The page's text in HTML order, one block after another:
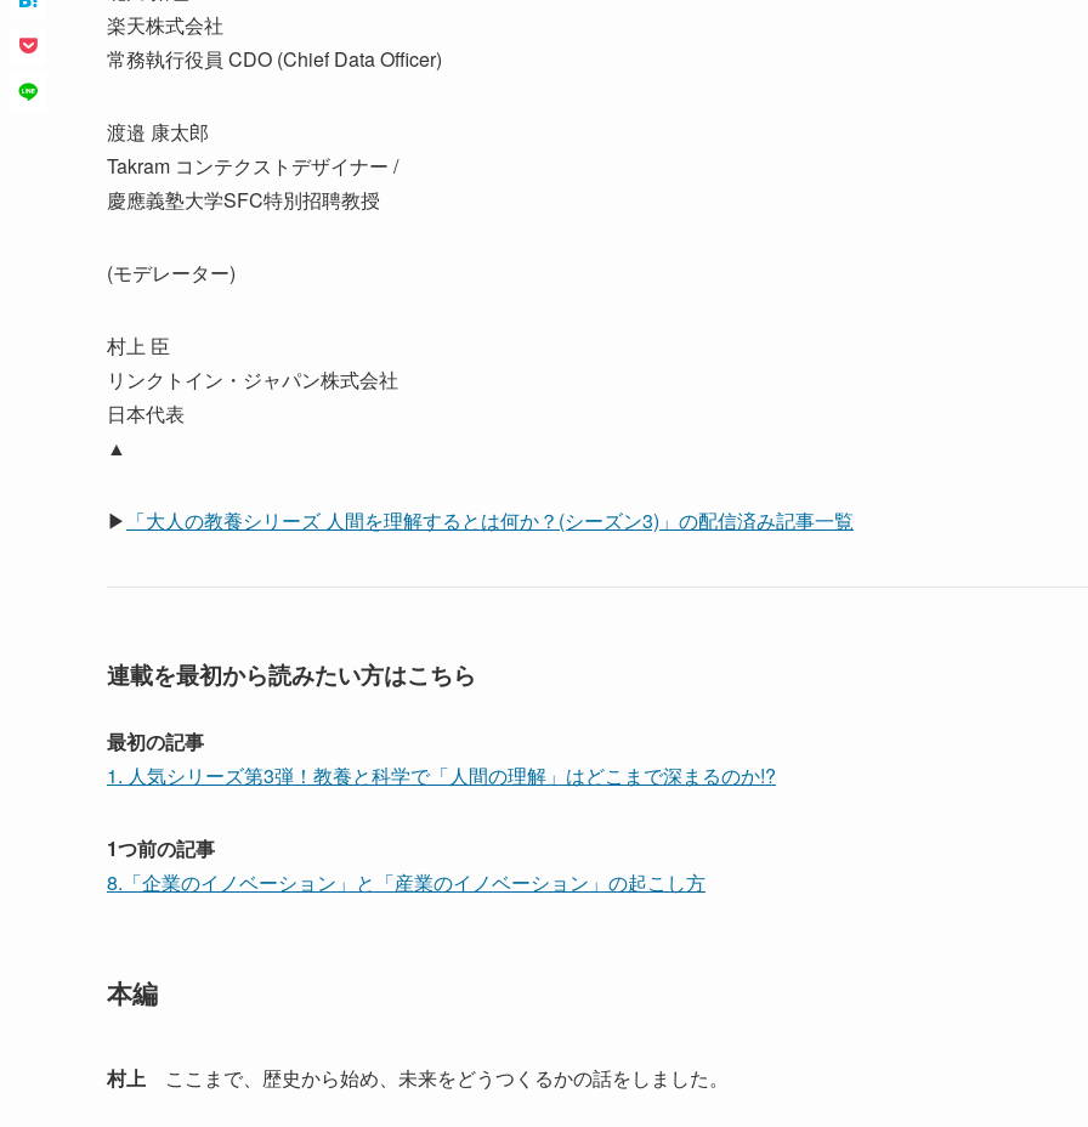
楽天株式会社
常務執行役員 CDO (Chief Data Officer)
渡邉 康太郎
Takram コンテクストデザイナー /
慶應義塾大学SFC特別招聘教授
(モデレーター)
村上 臣
リンクトイン・ジャパン株式会社
日本代表
▲
▶ 「大人の教養シリーズ 人間を理解するとは何か？(シーズン3)」の配信済み記事一覧
連載を最初から読みたい方はこちら
最初の記事
1. 人気シリーズ第3弾！教養と科学で「人間の理解」はどこまで深まるのか!?
1つ前の記事
8.「企業のイノベーション」と「産業のイノベーション」の起こし方
本編
村上 ここまで、歴史から始め、未来をどうつくるかの話をしました。